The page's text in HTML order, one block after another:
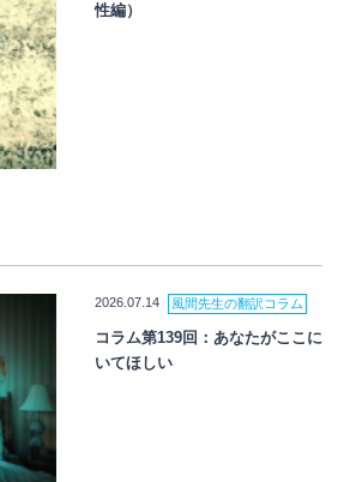
性編）
2026.07.14 風間先生の翻訳コラム
コラム第139回：あなたがここに
いてほしい